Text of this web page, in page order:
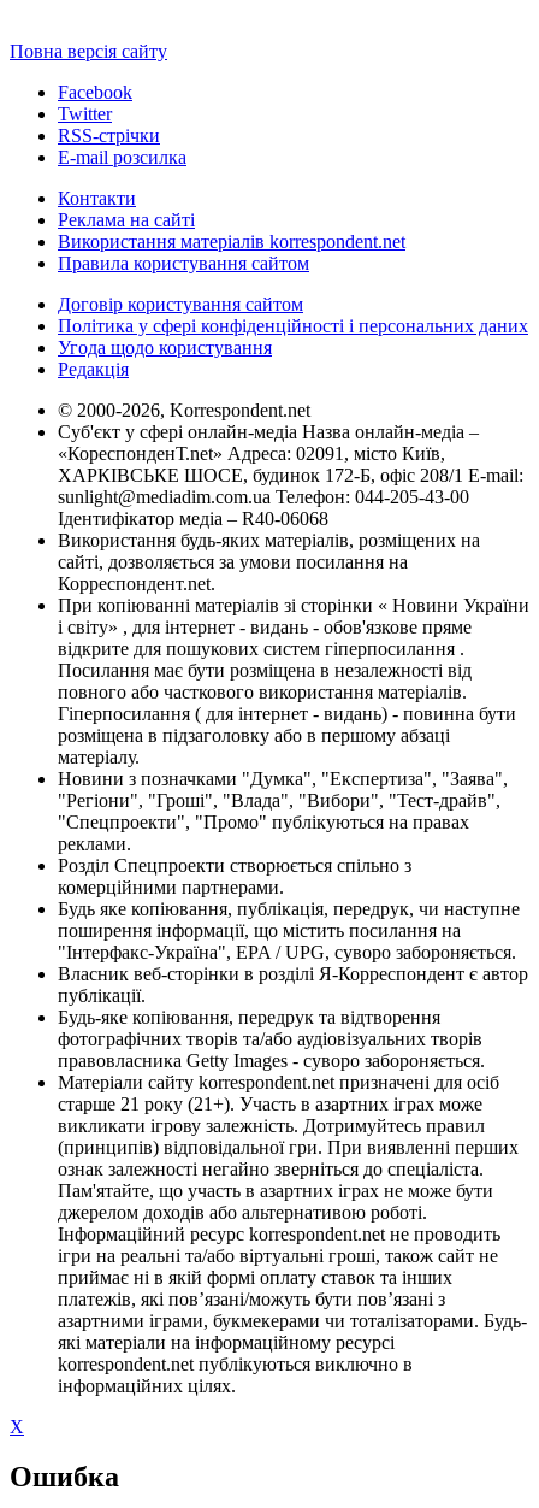
Повна версія сайту
Facebook
Twitter
RSS-стрічки
E-mail розсилка
Контакти
Реклама на сайті
Використання матеріалів korrespondent.net
Правила користування сайтом
Договір користування сайтом
Політика у сфері конфіденційності і персональних даних
Угода щодо користування
Редакція
© 2000-2026, Korrespondent.net
Суб'єкт у сфері онлайн-медіа Назва онлайн-медіа –
«КореспонденТ.net» Адреса: 02091, місто Київ,
ХАРКІВСЬКЕ ШОСЕ, будинок 172-Б, офіс 208/1 E-mail:
sunlight@mediadim.com.ua Телефон: 044-205-43-00
Ідентифікатор медіа – R40-06068
Використання будь-яких матеріалів, розміщених на
сайті, дозволяється за умови посилання на
Корреспондент.net.
При копіюванні матеріалів зі сторінки « Новини України
і світу» , для інтернет - видань - обов'язкове пряме
відкрите для пошукових систем гіперпосилання .
Посилання має бути розміщена в незалежності від
повного або часткового використання матеріалів.
Гіперпосилання ( для інтернет - видань) - повинна бути
розміщена в підзаголовку або в першому абзаці
матеріалу.
Новини з позначками "Думка", "Експертиза", "Заява",
"Регіони", "Гроші", "Влада", "Вибори", "Тест-драйв",
"Спецпроекти", "Промо" публікуються на правах
реклами.
Розділ Спецпроекти створюється спільно з
комерційними партнерами.
Будь яке копіювання, публікація, передрук, чи наступне
поширення інформації, що містить посилання на
"Інтерфакс-Україна", EPA / UPG, суворо забороняється.
Власник веб-сторінки в розділі Я-Корреспондент є автор
публікації.
Будь-яке копіювання, передрук та відтворення
фотографічних творів та/або аудіовізуальних творів
правовласника Getty Images - суворо забороняється.
Матеріали сайту korrespondent.net призначені для осіб
старше 21 року (21+). Участь в азартних іграх може
викликати ігрову залежність. Дотримуйтесь правил
(принципів) відповідальної гри. При виявленні перших
ознак залежності негайно зверніться до спеціаліста.
Пам'ятайте, що участь в азартних іграх не може бути
джерелом доходів або альтернативою роботі.
Інформаційний ресурс korrespondent.net не проводить
ігри на реальні та/або віртуальні гроші, також сайт не
приймає ні в якій формі оплату ставок та інших
платежів, які пов’язані/можуть бути пов’язані з
азартними іграми, букмекерами чи тоталізаторами. Будь-
які матеріали на інформаційному ресурсі
korrespondent.net публікуються виключно в
інформаційних цілях.
X
Ошибка